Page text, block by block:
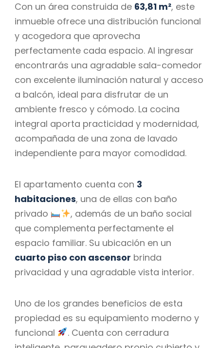
Con un área construida de 63,81 m², este
inmueble ofrece una distribución funcional
y acogedora que aprovecha
perfectamente cada espacio. Al ingresar
encontrarás una agradable sala-comedor
con excelente iluminación natural y acceso
a balcón, ideal para disfrutar de un
ambiente fresco y cómodo. La cocina
integral aporta practicidad y modernidad,
acompañada de una zona de lavado
independiente para mayor comodidad.
El apartamento cuenta con 3
habitaciones, una de ellas con baño
privado
, además de un baño social
que complementa perfectamente el
espacio familiar. Su ubicación en un
cuarto piso con ascensor brinda
privacidad y una agradable vista interior.
Uno de los grandes beneficios de esta
propiedad es su equipamiento moderno y
funcional
. Cuenta con cerradura